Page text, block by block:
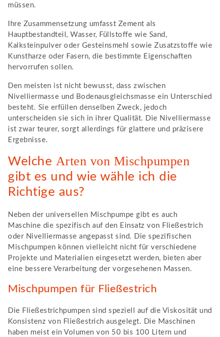
müssen.
Ihre Zusammensetzung umfasst Zement als
Hauptbestandteil, Wasser, Füllstoffe wie Sand,
Kalksteinpulver oder Gesteinsmehl sowie Zusatzstoffe wie
Kunstharze oder Fasern, die bestimmte Eigenschaften
hervorrufen sollen.
Den meisten ist nicht bewusst, dass zwischen
Nivelliermasse und Bodenausgleichsmasse ein Unterschied
besteht. Sie erfüllen denselben Zweck, jedoch
unterscheiden sie sich in ihrer Qualität. Die Nivelliermasse
ist zwar teurer, sorgt allerdings für glattere und präzisere
Ergebnisse.
Welche Arten von Mischpumpen
gibt es und wie wähle ich die
Richtige aus?
Neben der universellen Mischpumpe gibt es auch
Maschine die spezifisch auf den Einsatz von Fließestrich
oder Nivelliermasse angepasst sind. Die spezifischen
Mischpumpen können vielleicht nicht für verschiedene
Projekte und Materialien eingesetzt werden, bieten aber
eine bessere Verarbeitung der vorgesehenen Massen.
Mischpumpen für Fließestrich
Die Fließestrichpumpen sind speziell auf die Viskosität und
Konsistenz von Fließestrich ausgelegt. Die Maschinen
haben meist ein Volumen von 50 bis 100 Litern und